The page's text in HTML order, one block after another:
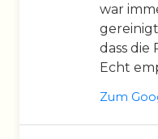
war
dass
Echt
Zum